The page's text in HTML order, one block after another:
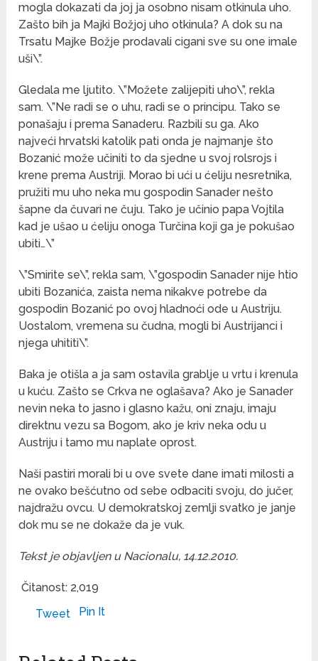
mogla dokazati da joj ja osobno nisam otkinula uho.
Zašto bih ja Majki Božjoj uho otkinula? A dok su na
Trsatu Majke Božje prodavali cigani sve su one imale
uši\”.
Gledala me ljutito. \”Možete zalijepiti uho\”, rekla
sam. \”Ne radi se o uhu, radi se o principu. Tako se
ponašaju i prema Sanaderu. Razbili su ga. Ako
najveći hrvatski katolik pati onda je najmanje što
Bozanić može učiniti to da sjedne u svoj rolsrojs i
krene prema Austriji. Morao bi ući u ćeliju nesretnika,
pružiti mu uho neka mu gospodin Sanader nešto
šapne da čuvari ne čuju. Tako je učinio papa Vojtila
kad je ušao u ćeliju onoga Turčina koji ga je pokušao
ubiti…\”
\”Smirite se\”, rekla sam, \”gospodin Sanader nije htio
ubiti Bozanića, zaista nema nikakve potrebe da
gospodin Bozanić po ovoj hladnoći ode u Austriju.
Uostalom, vremena su čudna, mogli bi Austrijanci i
njega uhititi\”.
Baka je otišla a ja sam ostavila grablje u vrtu i krenula
u kuću. Zašto se Crkva ne oglašava? Ako je Sanader
nevin neka to jasno i glasno kažu, oni znaju, imaju
direktnu vezu sa Bogom, ako je kriv neka odu u
Austriju i tamo mu naplate oprost.
Naši pastiri morali bi u ove svete dane imati milosti a
ne ovako bešćutno od sebe odbaciti svoju, do jučer,
najdražu ovcu. U demokratskoj zemlji svatko je janje
dok mu se ne dokaže da je vuk.
Tekst je objavljen u Nacionalu, 14.12.2010.
Čitanost: 2,019
Tweet
Pin It